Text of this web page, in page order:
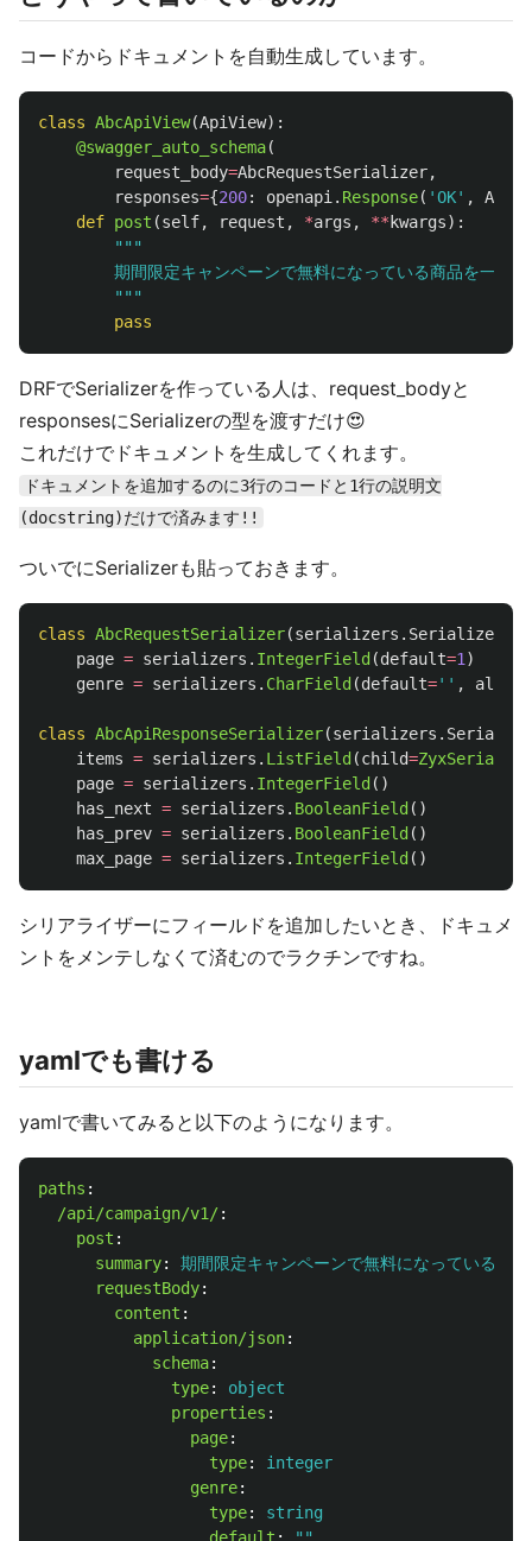
コードからドキュメントを自動生成しています。
class AbcApiView(ApiView):
@swagger_auto_schema(
request_body=AbcRequestSerializer,
responses={200: openapi . Response( 'OK' ,
def post (self, request , *args , ** kwargs):
"""
期間限定キャンペーンで無料になっている商品を一覧
"""
pass
DRFでSerializerを作っている人は、request_bodyと
responsesにSerializerの型を渡すだけ😍
これだけでドキュメントを生成してくれます。
ドキュメントを追加するのに3行のコードと1行の説明文
(docstring)だけで済みます!!
ついでにSerializerも貼っておきます。
class AbcRequestSerializer(serializers . Serializer
page = serializers . IntegerField (default=1 )
genre = serializers . CharField (default='' ,
class AbcApiResponseSerializer(serializers .
items = serializers . ListField (child=
page = serializers . IntegerField ()
has_next = serializers . BooleanField ()
has_prev = serializers . BooleanField ()
max_page = serializers . IntegerField ()
シリアライザーにフィールドを追加したいとき、ドキュメ
ントをメンテしなくて済むのでラクチンですね。
yamlでも書ける
yamlで書いてみると以下のようになります。
paths :
/api/campaign/v1/:
post :
summary:
期間限定キャンペーンで無料になっている商
requestBody:
content :
application/json:
schema:
type:
object
properties :
page:
type:
integer
genre:
type:
string